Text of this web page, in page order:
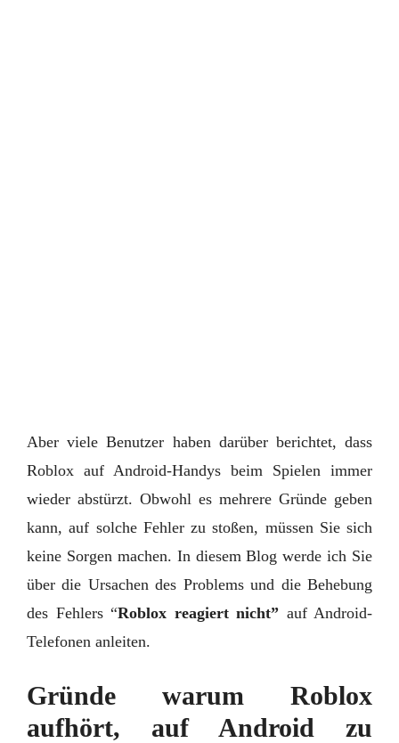
Aber viele Benutzer haben darüber berichtet, dass
Roblox auf Android-Handys beim Spielen immer
wieder abstürzt. Obwohl es mehrere Gründe geben
kann, auf solche Fehler zu stoßen, müssen Sie sich
keine Sorgen machen. In diesem Blog werde ich Sie
über die Ursachen des Problems und die Behebung
des Fehlers “Roblox reagiert nicht” auf Android-
Telefonen anleiten.
Gründe warum Roblox
aufhört, auf Android zu